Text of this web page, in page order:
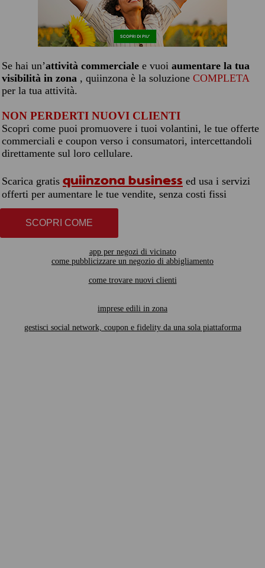
Se hai un’attività commerciale e vuoi aumentare la tua
visibilità in zona , quiinzona è la soluzione COMPLETA
per la tua attività.
NON PERDERTI NUOVI CLIENTI
Scopri come puoi promuovere i tuoi volantini, le tue offerte
commerciali e coupon verso i consumatori, intercettandoli
direttamente sul loro cellulare.
Scarica gratis quiinzona business ed usa i servizi
offerti per aumentare le tue vendite, senza costi fissi
SCOPRI COME
app per negozi di vicinato
come pubblicizzare un negozio di abbigliamento
come trovare nuovi clienti
imprese edili in zona
gestisci social network, coupon e fidelity da una sola piattaforma